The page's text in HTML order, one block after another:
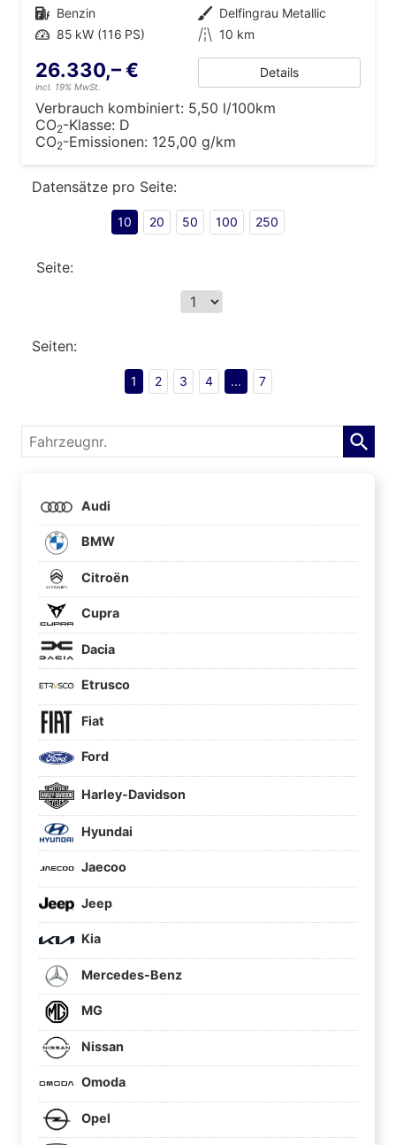
Kraftstoff Benzin Außenfarbe Delfingrau Metallic
Leistung 85 kW (116 PS) Kilometerstand 10 km
26.330,– €
incl. 19% MwSt.
Details
Verbrauch kombiniert: 5,50 l/100km
CO2-Klasse: D
CO2-Emissionen: 125,00 g/km
Datensätze pro Seite:
10 20 50 100 250
Seite:
Seiten:
1 2 3 4 ... 7
Fahrzeugnr.
Audi
BMW
Citroën
Cupra
Dacia
Etrusco
Fiat
Ford
Harley-Davidson
Hyundai
Jaecoo
Jeep
Kia
Mercedes-Benz
MG
Nissan
Omoda
Opel